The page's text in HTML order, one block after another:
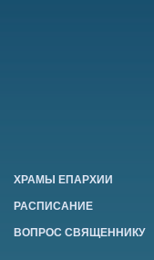
ХРАМЫ ЕПАРХИИ
РАСПИСАНИЕ
ВОПРОС СВЯЩЕННИКУ